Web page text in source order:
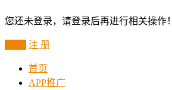
您还未登录，请登录后再进行相关操作！
注 册
首页
APP推广